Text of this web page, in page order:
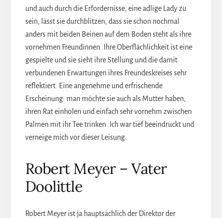
und auch durch die Erfordernisse, eine adlige Lady zu
sein, lässt sie durchblitzen, dass sie schon nochmal
anders mit beiden Beinen auf dem Boden steht als ihre
vornehmen Freundinnen. Ihre Oberflächlichkeit ist eine
gespielte und sie sieht ihre Stellung und die damit
verbundenen Erwartungen ihres Freundeskreises sehr
reflektiert. Eine angenehme und erfrischende
Erscheinung: man möchte sie auch als Mutter haben,
ihren Rat einholen und einfach sehr vornehm zwischen
Palmen mit ihr Tee trinken. Ich war tief beeindruckt und
verneige mich vor dieser Leisung.
Robert Meyer – Vater
Doolittle
Robert Meyer ist ja hauptsächlich der Direktor der